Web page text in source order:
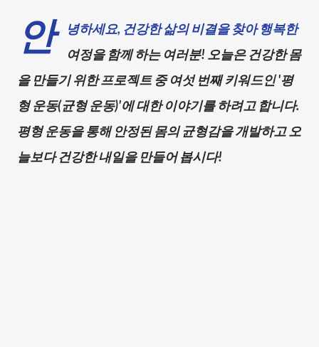
안
녕하세요, 건강한 삶의 비결을 찾아 행복한
여정을 함께 하는 여러분! 오늘은 건강한 몸
을 만들기 위한 프로젝트 중 여섯 번째 키워드인 '평
형 운동(균형 운동)'에 대한 이야기를 하려고 합니다.
평형 운동을 통해 안정된 몸의 균형감을 개발하고 오
늘보다 건강한 내일을 만들어 봅시다!